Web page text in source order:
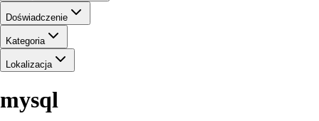
Doświadczenie
Kategoria
Lokalizacja
mysql